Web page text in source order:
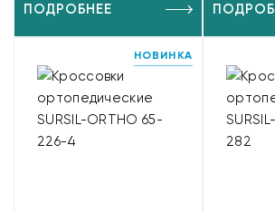
ПОДРОБНЕЕ
НОВИНКА